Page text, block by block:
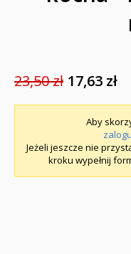
23,50 zł 17,63 zł
Aby
Jeżeli jeszcze nie
kroku wypełnij